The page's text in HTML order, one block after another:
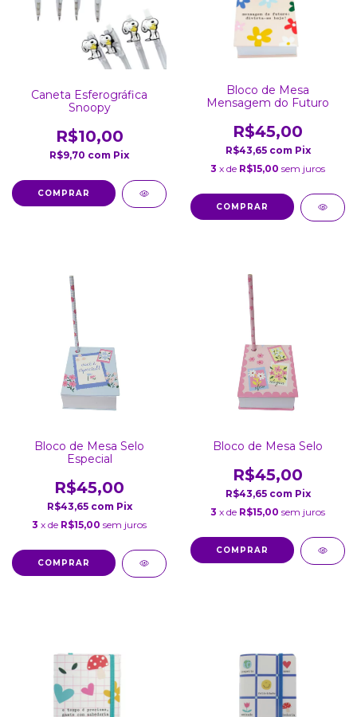
Caneta Esferográfica
Snoopy
R$10,00
R$9,70 com Pix
Bloco de Mesa
Mensagem do Futuro
R$45,00
R$43,65 com Pix
3 x de R$15,00 sem juros
Bloco de Mesa Selo
Especial
R$45,00
R$43,65 com Pix
3 x de R$15,00 sem juros
Bloco de Mesa Selo
R$45,00
R$43,65 com Pix
3 x de R$15,00 sem juros